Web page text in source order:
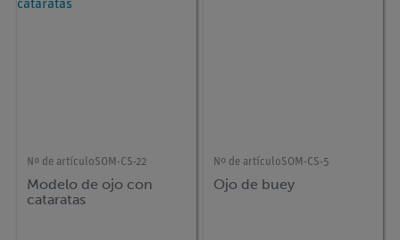
Nº de artículoSOM-CS-22
Modelo de ojo con
cataratas
Nº de artículoSOM-CS-5
Ojo de buey